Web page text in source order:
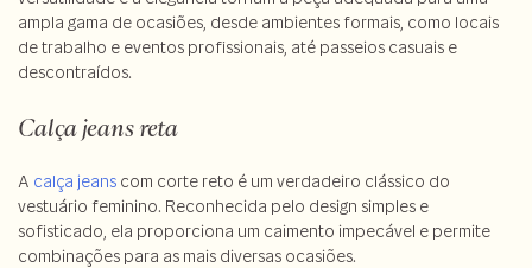
ampla gama de ocasiões, desde ambientes formais, como locais
de trabalho e eventos profissionais, até passeios casuais e
descontraídos.
Calça jeans reta
A calça jeans com corte reto é um verdadeiro clássico do
vestuário feminino. Reconhecida pelo design simples e
sofisticado, ela proporciona um caimento impecável e permite
combinações para as mais diversas ocasiões.